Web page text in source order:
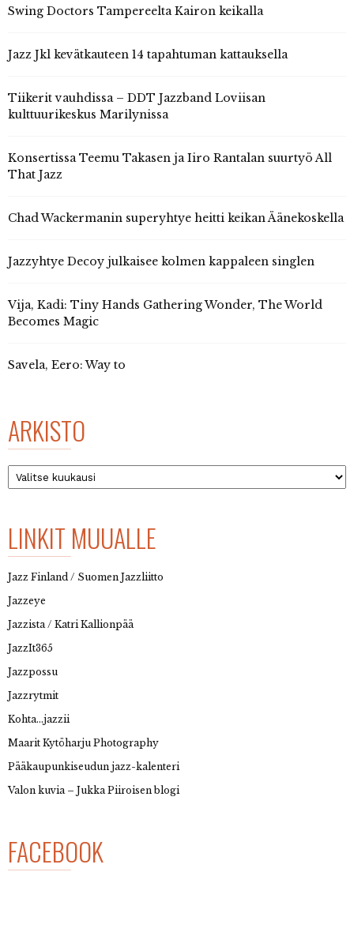
Swing Doctors Tampereelta Kairon keikalla
Jazz Jkl kevätkauteen 14 tapahtuman kattauksella
Tiikerit vauhdissa – DDT Jazzband Loviisan
kulttuurikeskus Marilynissa
Konsertissa Teemu Takasen ja Iiro Rantalan suurtyö All
That Jazz
Chad Wackermanin superyhtye heitti keikan Äänekoskella
Jazzyhtye Decoy julkaisee kolmen kappaleen singlen
Vija, Kadi: Tiny Hands Gathering Wonder, The World
Becomes Magic
Savela, Eero: Way to
ARKISTO
Arkisto
LINKIT MUUALLE
Jazz Finland / Suomen Jazzliitto
Jazzeye
Jazzista / Katri Kallionpää
JazzIt365
Jazzpossu
Jazzrytmit
Kohta…jazzii
Maarit Kytöharju Photography
Pääkaupunkiseudun jazz-kalenteri
Valon kuvia – Jukka Piiroisen blogi
FACEBOOK